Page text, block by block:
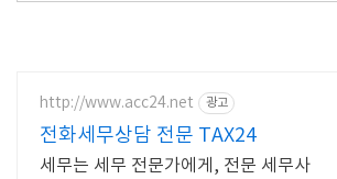
http://www.acc24.net 광고
전화세무상담 전문 TAX24
세무는 세무 전문가에게, 전문 세무사